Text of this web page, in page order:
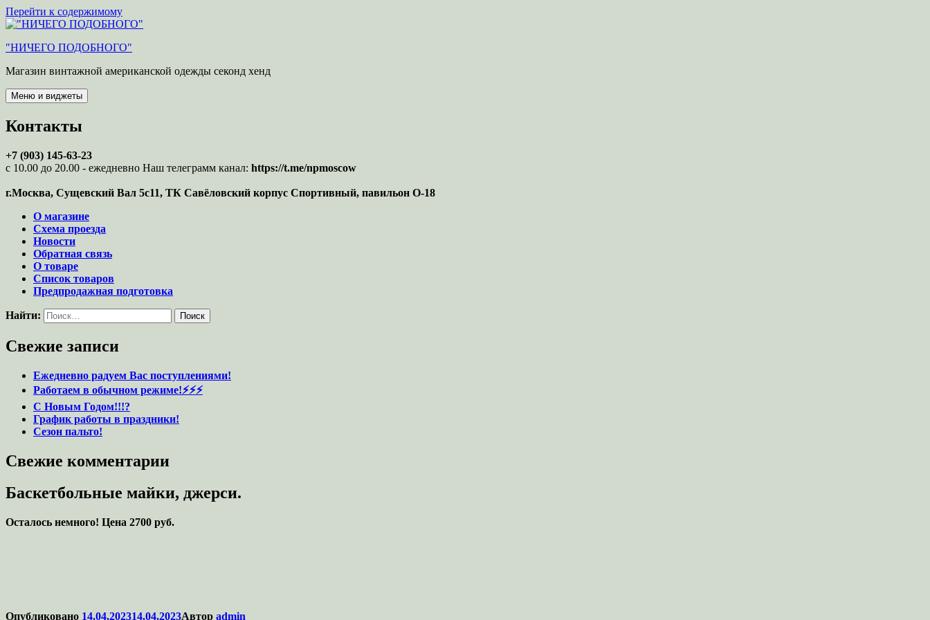
Перейти к содержимому
"НИЧЕГО ПОДОБНОГО"
Магазин винтажной американской одежды секонд хенд
Меню и виджеты
Контакты
+7 (903) 145-63-23
с 10.00 до 20.00 - ежедневно Наш телеграмм канал: https://t.me/npmoscow
г.Москва, Сущевский Вал 5с11, ТК Савёловский корпус Спортивный, павильон О-18
О магазине
Схема проезда
Новости
Обратная связь
О товаре
Список товаров
Предпродажная подготовка
Найти:
Свежие записи
Ежедневно радуем Вас поступлениями!
Работаем в обычном режиме!⚡️⚡️⚡️
С Новым Годом!!!?
График работы в праздники!
Сезон пальто!
Свежие комментарии
Баскетбольные майки, джерси.
Осталось немного! Цена 2700 руб.
Опубликовано 14.04.202314.04.2023Автор admin